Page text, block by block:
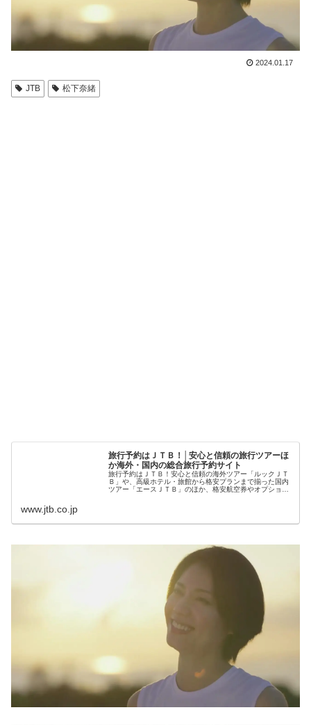
2024.01.17
JTB 松下奈緒
旅行予約はＪＴＢ！│安心と信頼の旅行ツアーほ
か海外・国内の総合旅行予約サイト
旅行予約はＪＴＢ！安心と信頼の海外ツアー「ルックＪＴ
Ｂ」や、高級ホテル・旅館から格安プランまで揃った国内
ツアー「エースＪＴＢ」のほか、格安航空券やオプショナ
www.jtb.co.jp